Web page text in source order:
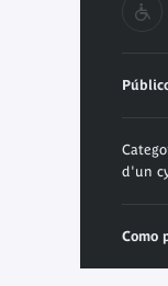
d'un
Como